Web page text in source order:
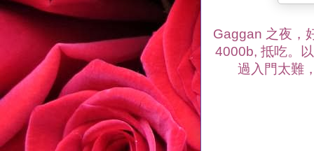
Gaggan 之夜，
4000b, 抵吃。
過入門太難